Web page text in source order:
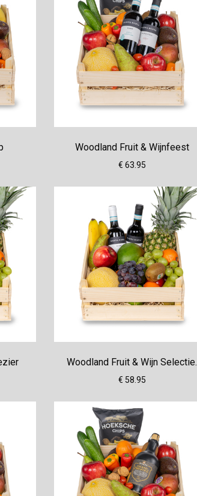
Woodland Fruit & Wijnfeest
€ 63.95
Woodland Fruit & Wijn Selectie.
€ 58.95